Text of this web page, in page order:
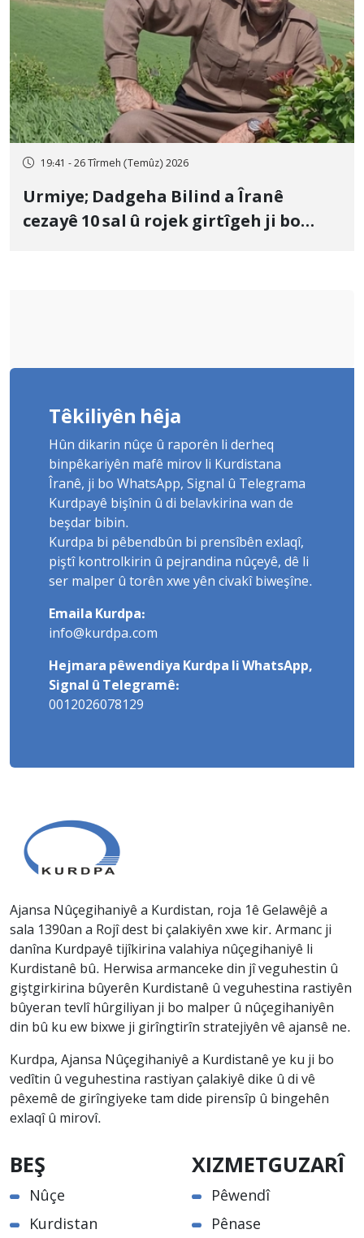
19:41 - 26 Tîrmeh (Temûz) 2026
Urmiye; Dadgeha Bilind a Îranê
cezayê 10 sal û rojek girtîgeh ji bo
Têkiliyên hêja
Hûn dikarin nûçe û raporên li derheq
binpêkariyên mafê mirov li Kurdistana
Îranê, ji bo WhatsApp, Signal û Telegrama
Kurdpayê bişînin û di belavkirina wan de
beşdar bibin.
Kurdpa bi pêbendbûn bi prensîbên exlaqî,
piştî kontrolkirin û pejrandina nûçeyê, dê li
ser malper û torên xwe yên civakî biweşîne.
Emaila Kurdpa:
info@kurdpa.com
Hejmara pêwendiya Kurdpa li WhatsApp,
Signal û Telegramê:
0012026078129
Ajansa Nûçegihaniyê a Kurdistan, roja 1ê Gelawêjê a
sala 1390an a Rojî dest bi çalakiyên xwe kir. Armanc ji
danîna Kurdpayê tijîkirina valahiya nûçegihaniyê li
Kurdistanê bû. Herwisa armanceke din jî veguhestin û
giştgirkirina bûyerên Kurdistanê û veguhestina rastiyên
bûyeran tevlî hûrgiliyan ji bo malper û nûçegihaniyên
din bû ku ew bixwe ji girîngtirîn stratejiyên vê ajansê ne.
Kurdpa, Ajansa Nûçegihaniyê a Kurdistanê ye ku ji bo
vedîtin û veguhestina rastiyan çalakiyê dike û di vê
pêxemê de girîngiyeke tam dide pirensîp û bingehên
exlaqî û mirovî.
BEŞ
Nûçe
Kurdistan
XIZMETGUZARÎ
Pêwendî
Pênase